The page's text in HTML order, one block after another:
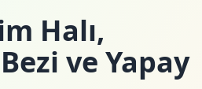
Halı,
ve Yapay